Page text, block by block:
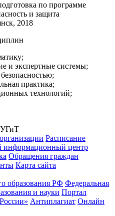
по программе
и защита
2018
и экспертные системы;
практика;
технологий;
Расписание
центр
Обращения граждан
Карта сайта
образования РФ Федеральная
и науки Портал
Антиплагиат Онлайн